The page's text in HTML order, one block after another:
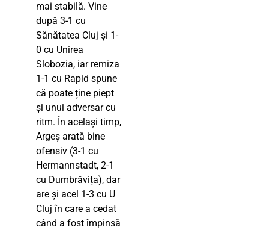
mai stabilă. Vine
după 3-1 cu
Sănătatea Cluj și 1-
0 cu Unirea
Slobozia, iar remiza
1-1 cu Rapid spune
că poate ține piept
și unui adversar cu
ritm. În același timp,
Argeș arată bine
ofensiv (3-1 cu
Hermannstadt, 2-1
cu Dumbrăvița), dar
are și acel 1-3 cu U
Cluj în care a cedat
când a fost împinsă